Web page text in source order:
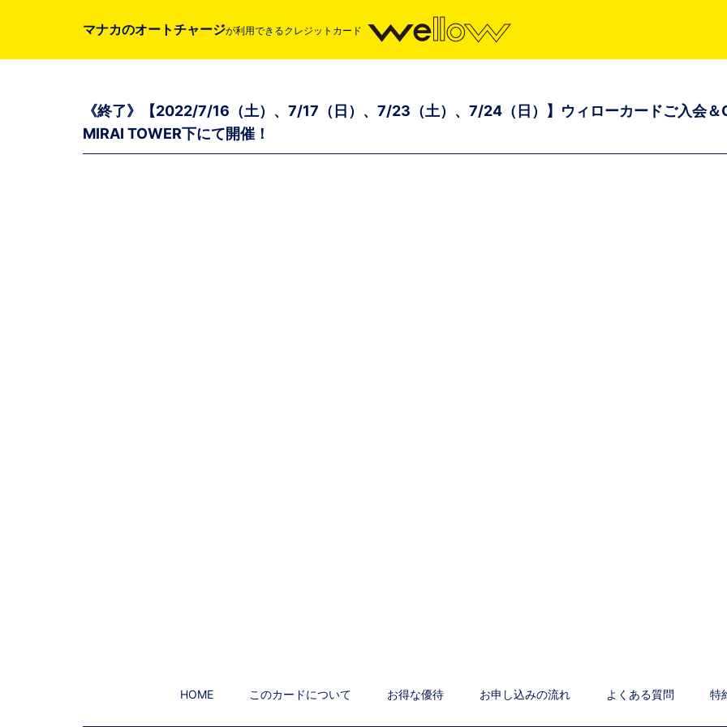
マナカのオートチャージが利用できるクレジットカード
《終了》【2022/7/16（土）、7/17（日）、7/23（土）、7/24（日）】ウィローカードご入会＆
MIRAI TOWER下にて開催！
HOME このカードについて お得な優待 お申し込みの流れ よくある質問 特